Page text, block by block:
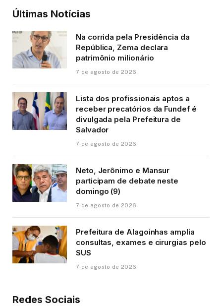
Últimas Notícias
Na corrida pela Presidência da
República, Zema declara
patrimônio milionário
7 de agosto de 2026
Lista dos profissionais aptos a
receber precatórios da Fundef é
divulgada pela Prefeitura de
Salvador
7 de agosto de 2026
Neto, Jerônimo e Mansur
participam de debate neste
domingo (9)
7 de agosto de 2026
Prefeitura de Alagoinhas amplia
consultas, exames e cirurgias pelo
SUS
7 de agosto de 2026
Redes Sociais